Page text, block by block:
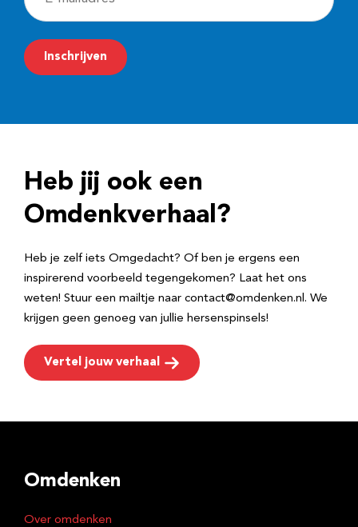
-
m
a
r
e
Inschrijven
Heb jij ook een
Omdenkverhaal?
Heb je zelf iets Omgedacht? Of ben je ergens een
inspirerend voorbeeld tegengekomen? Laat het ons
weten! Stuur een mailtje naar contact@omdenken.nl. We
krijgen geen genoeg van jullie hersenspinsels!
Vertel jouw verhaal
Omdenken
Over omdenken